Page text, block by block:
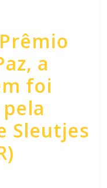
a
foi
Sleutjes